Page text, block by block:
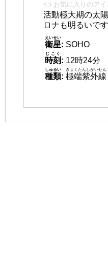
👈 お気に入りのアイ
活動極大期の太
ロナも明るいです
衛星
えいせい
: SOHO
時刻
じこく
: 12時24分
種類
しゅるい
: 極端紫外線
きょくたんしがいせん